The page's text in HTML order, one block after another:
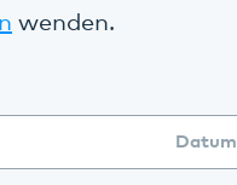
wenden.
Datum